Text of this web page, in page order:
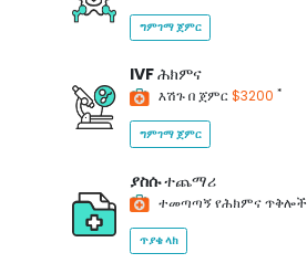
ግምገማ ጀምር
IVFሕክምና
እሽጉ በ ጀምር$3200 *
ግምገማ ጀምር
ያስሱተጨማሪ
ተመጣጣኝ የሕክምና ጥቅሎች
ጥያቄ ላክ